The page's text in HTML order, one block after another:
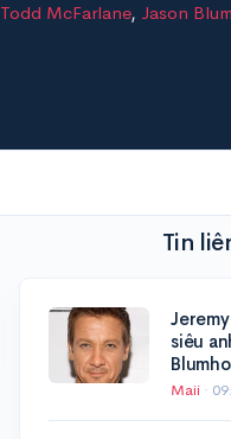
Todd McFarlane, Jason Blum
Tin
siêu
Maii ·